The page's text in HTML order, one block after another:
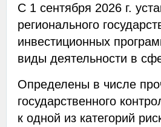
С 1 сентября 2026 г.
регионального
инвестиционных
виды деятельности в
Определены в числе
государственного
к одной из категорий